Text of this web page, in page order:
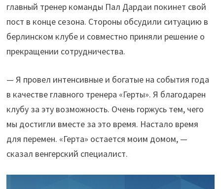
главный тренер команды Пал Дардаи покинет свой
пост в конце сезона. Стороны обсудили ситуацию в
берлинском клубе и совместно приняли решение о
прекращении сотрудничества.
— Я провел интенсивные и богатые на события года
в качестве главного тренера «Герты». Я благодарен
клубу за эту возможность. Очень горжусь тем, чего
мы достигли вместе за это время. Настало время
для перемен. «Герта» остается моим домом, —
сказал венгерский специалист.